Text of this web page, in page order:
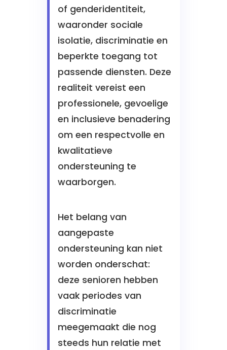
of genderidentiteit,
waaronder sociale
isolatie, discriminatie en
beperkte toegang tot
passende diensten. Deze
realiteit vereist een
professionele, gevoelige
en inclusieve benadering
om een respectvolle en
kwalitatieve
ondersteuning te
waarborgen.
Het belang van
aangepaste
ondersteuning kan niet
worden onderschat:
deze senioren hebben
vaak periodes van
discriminatie
meegemaakt die nog
steeds hun relatie met